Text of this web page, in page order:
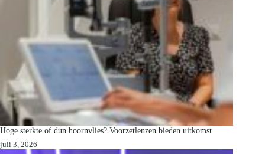
Hoge sterkte of dun hoornvlies? Voorzetlenzen bieden uitkomst
juli 3, 2026